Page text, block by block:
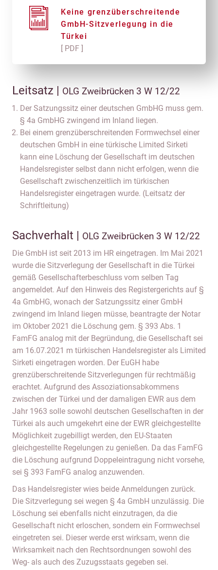
Keine grenzüberschreitende
GmbH-Sitzverlegung in die
Türkei
[ PDF ]
Leitsatz | OLG Zweibrücken 3 W 12/22
Der Satzungssitz einer deutschen GmbHG muss gem.
§ 4a GmbHG zwingend im Inland liegen.
Bei einem grenzüberschreitenden Formwechsel einer
deutschen GmbH in eine türkische Limited Sirketi
kann eine Löschung der Gesellschaft im deutschen
Handelsregister selbst dann nicht erfolgen, wenn die
Gesellschaft zwischenzeitlich im türkischen
Handelsregister eingetragen wurde. (Leitsatz der
Schriftleitung)
Sachverhalt | OLG Zweibrücken 3 W 12/22
Die GmbH ist seit 2013 im HR eingetragen. Im Mai 2021
wurde die Sitzverlegung der Gesellschaft in die Türkei
gemäß Gesellschafterbeschluss vom selben Tag
angemeldet. Auf den Hinweis des Registergerichts auf §
4a GmbHG, wonach der Satzungssitz einer GmbH
zwingend im Inland liegen müsse, beantragte der Notar
im Oktober 2021 die Löschung gem. § 393 Abs. 1
FamFG analog mit der Begründung, die Gesellschaft sei
am 16.07.2021 m türkischen Handelsregister als Limited
Sirketi eingetragen worden. Der EuGH habe
grenzüberschreitende Sitzverlegungen für rechtmäßig
erachtet. Aufgrund des Assoziationsabkommens
zwischen der Türkei und der damaligen EWR aus dem
Jahr 1963 solle sowohl deutschen Gesellschaften in der
Türkei als auch umgekehrt eine der EWR gleichgestellte
Möglichkeit zugebilligt werden, den EU-Staaten
gleichgestellte Regelungen zu genießen. Da das FamFG
die Löschung aufgrund Doppeleintragung nicht vorsehe,
sei § 393 FamFG analog anzuwenden.
Das Handelsregister wies beide Anmeldungen zurück.
Die Sitzverlegung sei wegen § 4a GmbH unzulässig. Die
Löschung sei ebenfalls nicht einzutragen, da die
Gesellschaft nicht erloschen, sondern ein Formwechsel
eingetreten sei. Dieser werde erst wirksam, wenn die
Wirksamkeit nach den Rechtsordnungen sowohl des
Weg- als auch des Zuzugsstaats gegeben sei.